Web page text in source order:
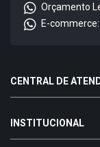
Orçamento
E-
CENTRAL DE
INSTITUCIONAL